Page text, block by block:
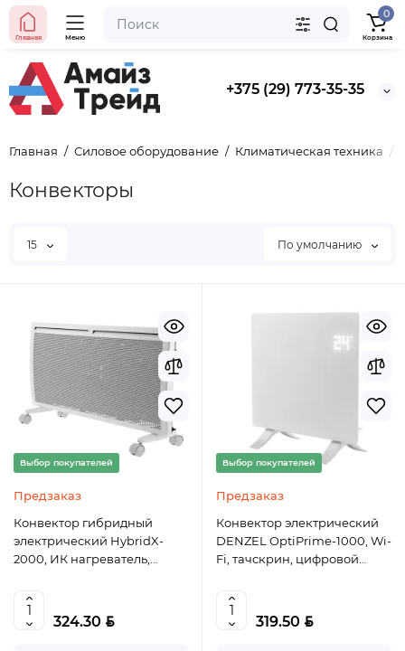
+375 (29) 773-35-35
Главная Меню
0
Корзина
Главная Силовое оборудование Климатическая техника
Конвекторы
15 По умолчанию
Выбор покупателей
Предзаказ
Конвектор гибридный
электрический HybridX-
2000, ИК нагреватель,
Denzel
324.30 BYN
Выбор покупателей
Предзаказ
Конвектор электрический
DENZEL OptiPrime-1000, Wi-
Fi, тачскрин, цифровой
319.50 BYN